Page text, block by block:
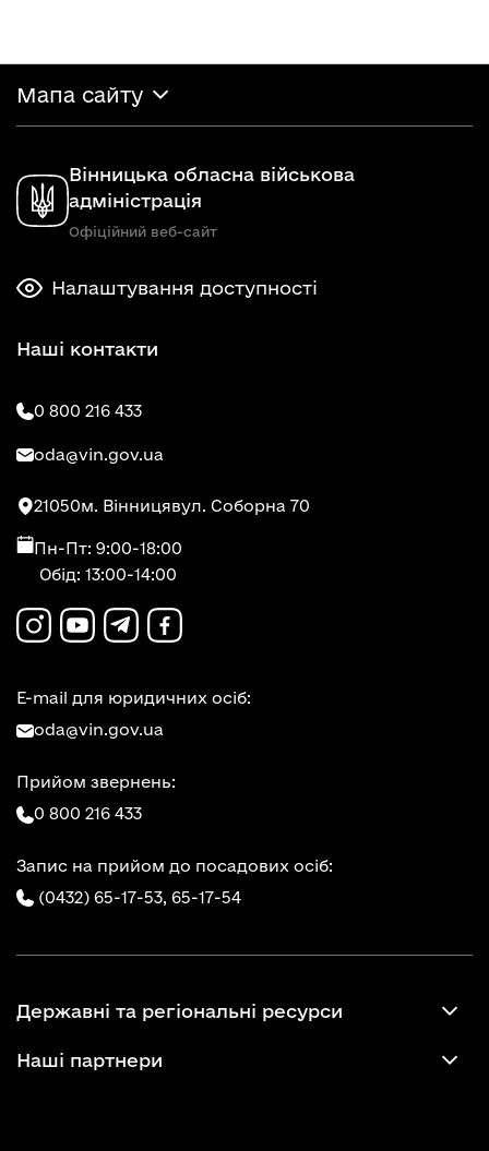
Мапа сайту
Вінницька обласна військова
адміністрація
Офіційний веб-сайт
Налаштування доступності
Наші контакти
0 800 216 433
oda@vin.gov.ua
21050м. Вінницявул. Соборна 70
Пн-Пт: 9:00-18:00
Обід: 13:00-14:00
E-mail для юридичних осіб:
oda@vin.gov.ua
Прийом звернень:
0 800 216 433
Запис на прийом до посадових осіб:
(0432) 65-17-53, 65-17-54
Державні та регіональні ресурси
Наші партнери